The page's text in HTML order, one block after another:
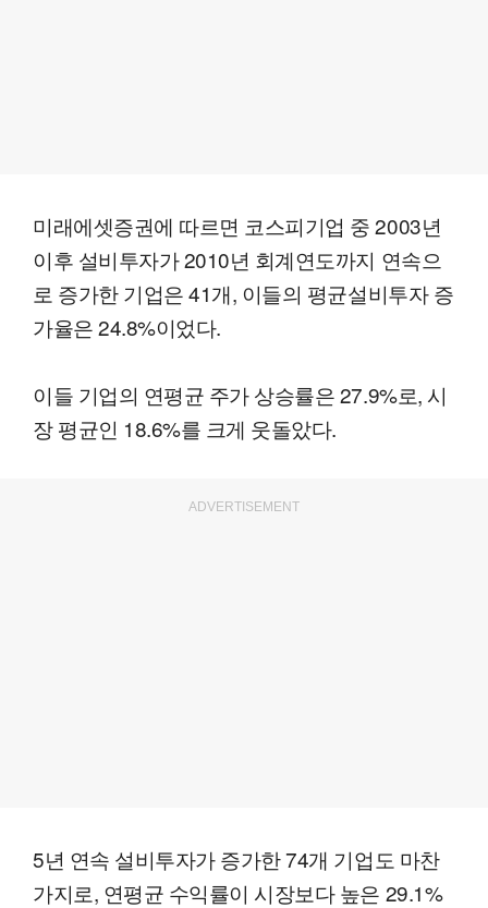
미래에셋증권에 따르면 코스피기업 중 2003년
이후 설비투자가 2010년 회계연도까지 연속으
로 증가한 기업은 41개, 이들의 평균설비투자 증
가율은 24.8%이었다.
이들 기업의 연평균 주가 상승률은 27.9%로, 시
장 평균인 18.6%를 크게 웃돌았다.
ADVERTISEMENT
5년 연속 설비투자가 증가한 74개 기업도 마찬
가지로, 연평균 수익률이 시장보다 높은 29.1%